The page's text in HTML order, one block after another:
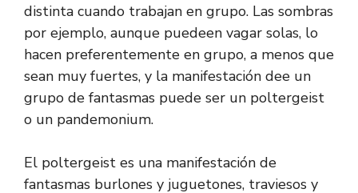
distinta cuando trabajan en grupo. Las sombras
por ejemplo, aunque puedeen vagar solas, lo
hacen preferentemente en grupo, a menos que
sean muy fuertes, y la manifestación dee un
grupo de fantasmas puede ser un poltergeist
o un pandemonium.
El poltergeist es una manifestación de
fantasmas burlones y juguetones, traviesos y